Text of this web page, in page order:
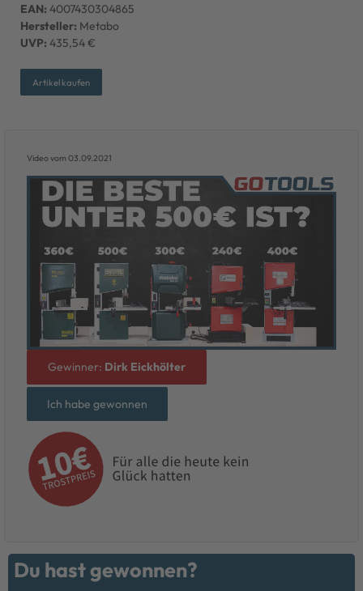
EAN: 4007430304865
Hersteller: Metabo
UVP: 435,54 €
Artikel kaufen
Video vom 03.09.2021
Gewinner: Dirk Eickhölter
Ich habe gewonnen
Du hast gewonnen?